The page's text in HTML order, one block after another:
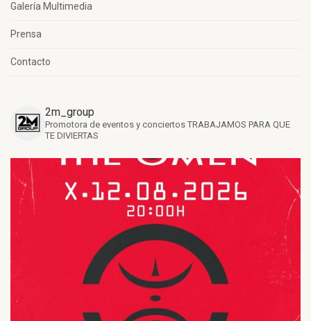
Galería Multimedia
Prensa
Contacto
2m_group
Promotora de eventos y conciertos TRABAJAMOS PARA QUE
TE DIVIERTAS